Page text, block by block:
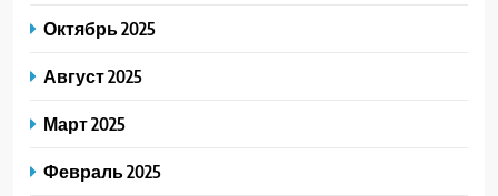
Октябрь 2025
Август 2025
Март 2025
Февраль 2025